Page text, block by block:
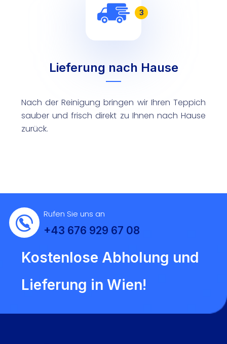
3
Lieferung nach Hause
Nach der Reinigung bringen wir Ihren Teppich
sauber und frisch direkt zu Ihnen nach Hause
zurück.
Rufen Sie uns an
+43 676 929 67 08
Kostenlose Abholung und
Lieferung in Wien!